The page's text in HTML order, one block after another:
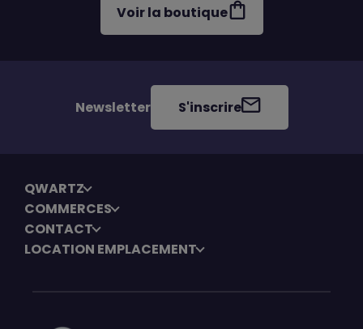
Voir la boutique
Newsletter S'inscrire
QWARTZ
COMMERCES
CONTACT
LOCATION EMPLACEMENT